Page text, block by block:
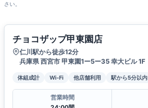
さい。
チョコザップ甲東園店
仁川駅から徒歩12分
兵庫県 西宮市 甲東園1ー5ー35 幸大ビル 1F
体組成計 Wi-Fi 他店舗利用 駅から5分以内
営業時間